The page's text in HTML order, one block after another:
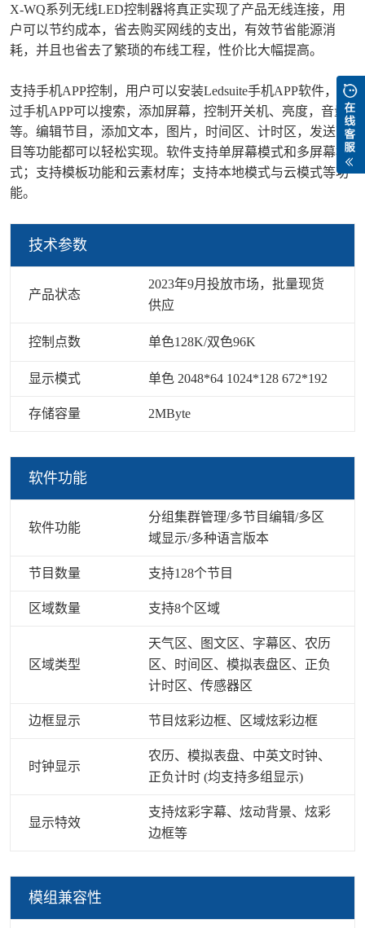
X-WQ系列无线LED控制器将真正实现了产品无线连接，用
户可以节约成本，省去购买网线的支出，有效节省能源消
耗，并且也省去了繁琐的布线工程，性价比大幅提高。
支持手机APP控制，用户可以安装Ledsuite手机APP软件，通
过手机APP可以搜索，添加屏幕，控制开关机、亮度，音量
等。编辑节目，添加文本，图片，时间区、计时区，发送节
目等功能都可以轻松实现。软件支持单屏幕模式和多屏幕模
式；支持模板功能和云素材库；支持本地模式与云模式等功
能。
技术参数
产品状态
2023年9月投放市场，批量现货
供应
控制点数 单色128K/双色96K
显示模式 单色 2048*64 1024*128 672*192
存储容量 2MByte
软件功能
软件功能
分组集群管理/多节目编辑/多区
域显示/多种语言版本
节目数量 支持128个节目
区域数量 支持8个区域
区域类型
天气区、图文区、字幕区、农历
区、时间区、模拟表盘区、正负
计时区、传感器区
边框显示 节目炫彩边框、区域炫彩边框
时钟显示
农历、模拟表盘、中英文时钟、
正负计时 (均支持多组显示)
显示特效
支持炫彩字幕、炫动背景、炫彩
边框等
模组兼容性